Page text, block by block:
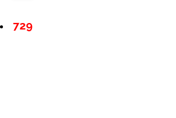
729